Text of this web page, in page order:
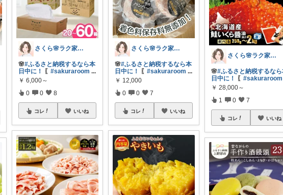
さくら🌸ラク家事&便利な生活雑貨🏠️
🌸#ふるさと納税するなら本
日中に！
〖#sakuraroom ...
￥ 6,000～
0 0 8
コレ いいね
さくら🌸ラク家事&便利な生活雑貨🏠️
🌸#ふるさと納税するなら本
日中に！
〖#sakuraroom ...
￥ 12,000
0 0 7
コレ いいね
さくら🌸ラク家事&便利な生活雑貨🏠️
🌸#ふるさと納税するな
日中に！
〖#sakuraroom
￥ 28,000～
1 0 7
コレ いいね